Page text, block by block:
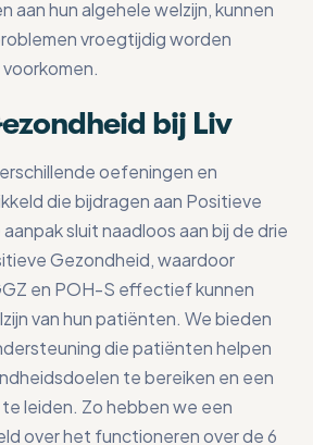
aan hun algehele welzijn, kunnen
vroegtijdig worden
bij Liv
oefeningen en
die bijdragen aan Positieve
sluit naadloos aan bij de drie
Gezondheid, waardoor
en POH-S effectief kunnen
van hun patiënten. We bieden
die patiënten helpen
te bereiken en een
leiden. Zo hebben we een
over het functioneren over de 6